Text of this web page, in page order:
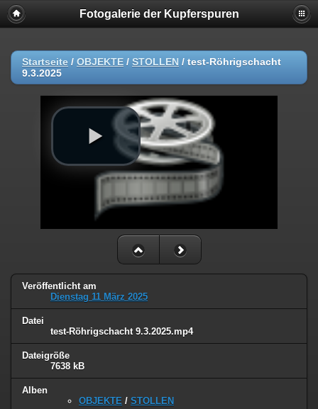
Fotogalerie der Kupferspuren
Startseite / OBJEKTE / STOLLEN / test-Röhrigschacht
9.3.2025
Veröffentlicht am
Dienstag 11 März 2025
Datei
test-Röhrigschacht 9.3.2025.mp4
Dateigröße
7638 kB
Alben
OBJEKTE / STOLLEN